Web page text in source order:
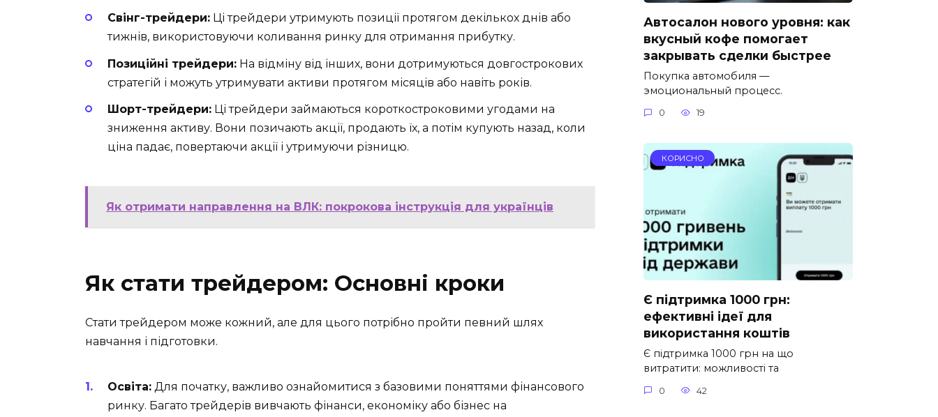
Свінг-трейдери: Ці трейдери утримують позиції протягом декількох днів або
тижнів, використовуючи коливання ринку для отримання прибутку.
Позиційні трейдери: На відміну від інших, вони дотримуються довгострокових
стратегій і можуть утримувати активи протягом місяців або навіть років.
Шорт-трейдери: Ці трейдери займаються короткостроковими угодами на
зниження активу. Вони позичають акції, продають їх, а потім купують назад, коли
ціна падає, повертаючи акції і утримуючи різницю.
Як отримати направлення на ВЛК: покрокова інструкція для українців
Як стати трейдером: Основні кроки
Стати трейдером може кожний, але для цього потрібно пройти певний шлях
навчання і підготовки.
Освіта: Для початку, важливо ознайомитися з базовими поняттями фінансового
ринку. Багато трейдерів вивчають фінанси, економіку або бізнес на
Автосалон нового уровня: как
вкусный кофе помогает
закрывать сделки быстрее
Покупка автомобиля —
эмоциональный процесс.
0 19
КОРИСНО
Є підтримка 1000 грн:
ефективні ідеї для
використання коштів
Є підтримка 1000 грн на що
витратити: можливості та
0 42